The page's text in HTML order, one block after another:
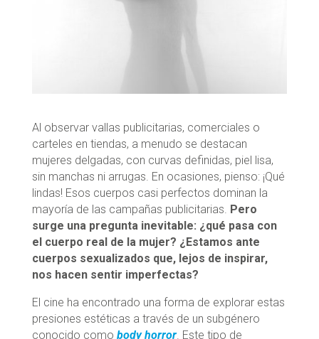
Al observar vallas publicitarias, comerciales o
carteles en tiendas, a menudo se destacan
mujeres delgadas, con curvas definidas, piel lisa,
sin manchas ni arrugas. En ocasiones, pienso: ¡Qué
lindas! Esos cuerpos casi perfectos dominan la
mayoría de las campañas publicitarias. Pero
surge una pregunta inevitable: ¿qué pasa con
el cuerpo real de la mujer? ¿Estamos ante
cuerpos sexualizados que, lejos de inspirar,
nos hacen sentir imperfectas?
El cine ha encontrado una forma de explorar estas
presiones estéticas a través de un subgénero
conocido como body horror. Este tipo de